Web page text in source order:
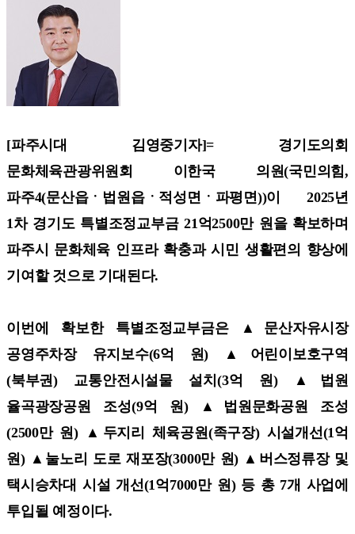
[파주시대 김영중기자]= 경기도의회
문화체육관광위원회 이한국 의원(국민의힘,
파주4(문산읍ㆍ법원읍ㆍ적성면ㆍ파평면))이 2025년
1차 경기도 특별조정교부금 21억2500만 원을 확보하며
파주시 문화체육 인프라 확충과 시민 생활편의 향상에
기여할 것으로 기대된다.
이번에 확보한 특별조정교부금은 ▲문산자유시장
공영주차장 유지보수(6억 원) ▲어린이보호구역
(북부권) 교통안전시설물 설치(3억 원) ▲법원
율곡광장공원 조성(9억 원) ▲법원문화공원 조성
(2500만 원) ▲두지리 체육공원(족구장) 시설개선(1억
원) ▲눌노리 도로 재포장(3000만 원) ▲버스정류장 및
택시승차대 시설 개선(1억7000만 원) 등 총 7개 사업에
투입될 예정이다.